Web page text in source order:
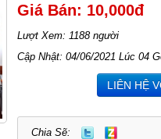
Giá Bán: 10,000đ
Lượt Xem: 1188 người
Cập Nhật: 04/06/2021 Lúc 04
LIÊN HỆ
Chia Sẽ: